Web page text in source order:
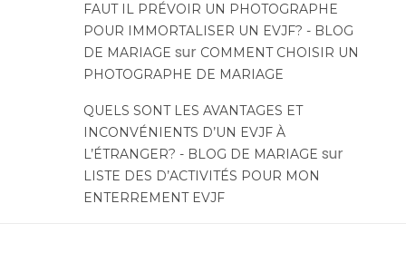
FAUT IL PRÉVOIR UN PHOTOGRAPHE
POUR IMMORTALISER UN EVJF? - BLOG
DE MARIAGE sur COMMENT CHOISIR UN
PHOTOGRAPHE DE MARIAGE
QUELS SONT LES AVANTAGES ET
INCONVÉNIENTS D’UN EVJF À
L’ÉTRANGER? - BLOG DE MARIAGE sur
LISTE DES D’ACTIVITÉS POUR MON
ENTERREMENT EVJF